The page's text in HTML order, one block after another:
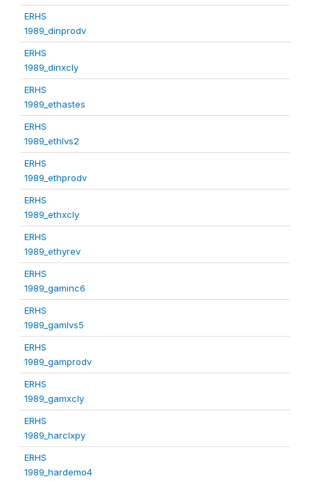
ERHS
1989_dinprodv
ERHS
1989_dinxcly
ERHS
1989_ethastes
ERHS
1989_ethlvs2
ERHS
1989_ethprodv
ERHS
1989_ethxcly
ERHS
1989_ethyrev
ERHS
1989_gaminc6
ERHS
1989_gamlvs5
ERHS
1989_gamprodv
ERHS
1989_gamxcly
ERHS
1989_harclxpy
ERHS
1989_hardemo4